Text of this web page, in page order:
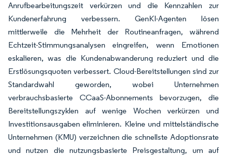
Anrufbearbeitungszeit verkürzen und die Kennzahlen zur
Kundenerfahrung verbessern. GenKI-Agenten lösen
mittlerweile die Mehrheit der Routineanfragen, während
Echtzeit-Stimmungsanalysen eingreifen, wenn Emotionen
eskalieren, was die Kundenabwanderung reduziert und die
Erstlösungsquoten verbessert. Cloud-Bereitstellungen sind zur
Standardwahl geworden, wobei Unternehmen
verbrauchsbasierte CCaaS-Abonnements bevorzugen, die
Bereitstellungszyklen auf wenige Wochen verkürzen und
Investitionsausgaben eliminieren. Kleine und mittelständische
Unternehmen (KMU) verzeichnen die schnellste Adoptionsrate
und nutzen die nutzungsbasierte Preisgestaltung, um auf